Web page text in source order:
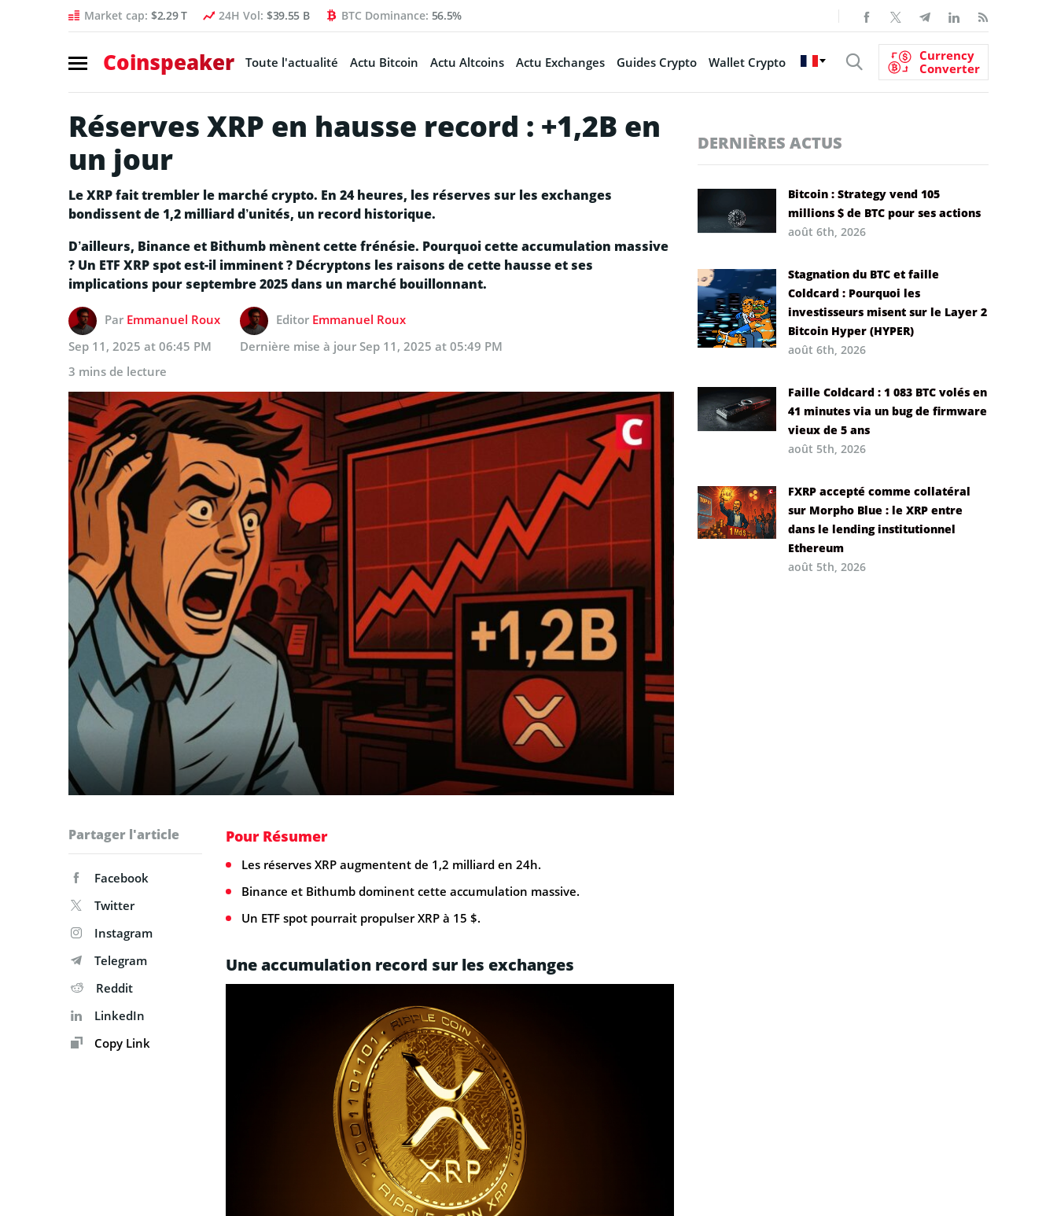
Market cap: $2.29 T 24H Vol: $39.55 B BTC Dominance: 56.5%
Coinspeaker Toute l'actualité Actu Bitcoin Actu Altcoins Actu Exchanges Guides Crypto Wallet Crypto
Currency
Converter
Réserves XRP en hausse record : +1,2B en
un jour
Le XRP fait trembler le marché crypto. En 24 heures, les réserves sur les exchanges
bondissent de 1,2 milliard d’unités, un record historique.
D’ailleurs, Binance et Bithumb mènent cette frénésie. Pourquoi cette accumulation massive
? Un ETF XRP spot est-il imminent ? Décryptons les raisons de cette hausse et ses
implications pour septembre 2025 dans un marché bouillonnant.
Par Emmanuel Roux Editor Emmanuel Roux
Sep 11, 2025 at 06:45 PM
Dernière mise à jour Sep 11, 2025 at 05:49 PM
3 mins de lecture
Partager l'article
Facebook
Twitter
Instagram
Telegram
Reddit
LinkedIn
Copy Link
Pour Résumer
Les réserves XRP augmentent de 1,2 milliard en 24h.
Binance et Bithumb dominent cette accumulation massive.
Un ETF spot pourrait propulser XRP à 15 $.
Une accumulation record sur les exchanges
DERNIÈRES ACTUS
Bitcoin : Strategy vend 105
millions $ de BTC pour ses actions
août 6th, 2026
Stagnation du BTC et faille
Coldcard : Pourquoi les
investisseurs misent sur le Layer 2
Bitcoin Hyper (HYPER)
août 6th, 2026
Faille Coldcard : 1 083 BTC volés en
41 minutes via un bug de firmware
vieux de 5 ans
août 5th, 2026
FXRP accepté comme collatéral
sur Morpho Blue : le XRP entre
dans le lending institutionnel
Ethereum
août 5th, 2026